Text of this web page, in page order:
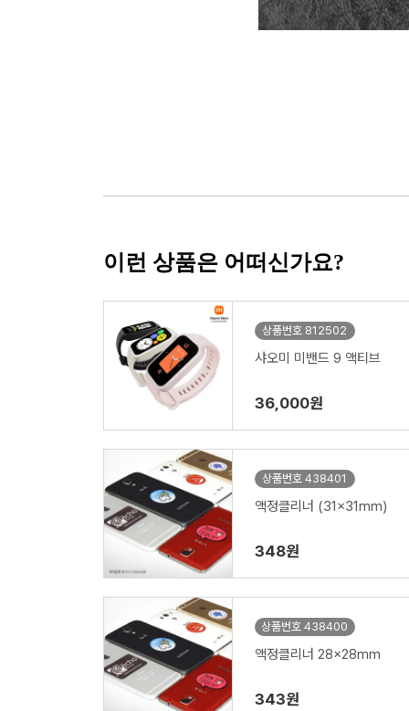
이런 상품은 어떠신가요?
상품번호 812502
샤오미 미밴드 9 액티브
36,000원
상품번호 438401
액정클리너 (31x31mm)
348원
상품번호 438400
액정클리너 28x28mm
343원